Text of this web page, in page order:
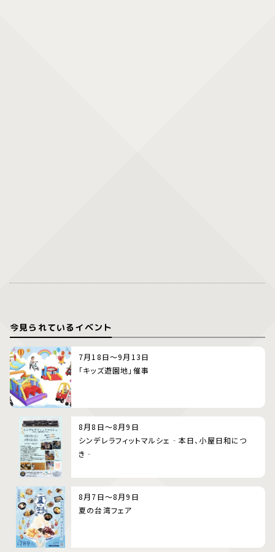
今見られているイベント
7月18日～9月13日
「キッズ遊園地」催事
8月8日～8月9日
シンデレラフィットマルシェ‐本日、小屋日和につ
き‐
8月7日～8月9日
夏の台湾フェア